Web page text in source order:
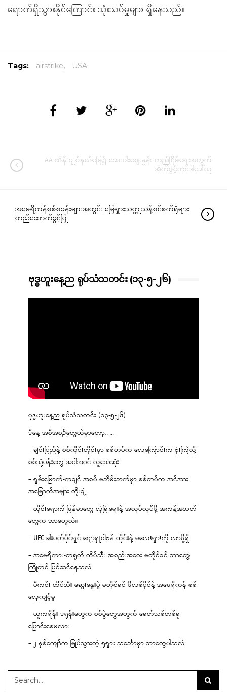
ရောက်ရှိသွားနိုင်ကြောင်း သုံးသပ်မှုများ ရှိနေသည်။
Tags: airstrike, USA
AA ထိန်းချုပ်နယ်မြေ၌ ဆေးဝါးဈေးနှုန်း တည်ငြိမ်ရေးအတွက်
အိတ်ဖွင့်တင်ဒါခေါ်ယူ
အမေရိကန်စစ်စခန်းများအတွင်း မြေရှားသတ္တုသန့်စင်စက်ရုံများ
တည်ဆောက်ခွင့်ပြု
ဗုဒ္ဓဟူးနေ့ည ရုပ်သံသတင်း (၁၃-၅-၂၆)
ဗုဒ္ဓဟူးနေ့ည ရုပ်သံသတင်း (၁၃-၅-၂၆)
ဒီနေ့ အစီအစဉ်တွေထဲမှာတော့…..
– ချင်းပြည်နဲ့ စစ်ကိုင်းတိုင်းမှာ စစ်တပ်က လေကြောင်းက ဗုံးကြဲလို့
စစ်သုံ့ပန်းတွေ အပါအဝင် လူသေဆုံး
– ရှမ်းမြောက်-ကချင် အစပ် မဘိမ်းဘက်မှာ စစ်တပ်က အင်အား
အမြောက်အများ တိုးချဲ့
– ထိုင်းရောက် မြန်မာတွေ လုံခြုံရေးနဲ့ အလုပ်လုပ်ဖို့ အကန့်အသတ်
တွေက ဘာတွေလဲ။
– UFC ခါးပတ်ပိုင်ရှင် ဂျော့ရှူဝါဗန် ထိုင်းနဲ့ မလေးရှားကို လာဖို့ရှိ
– အမေရိကား-တရုတ် ထိပ်သီး အစည်းအဝေး မတိုင်ခင် ဘာတွေ
ကြိုတင် ပြင်ဆင်နေသလဲ
– ပီကင်း ထိပ်သီး ဆွေးနွေးပွဲ မတိုင်ခင် ဖိလစ်ပိုင်နဲ့ အမေရိကန် စစ်
လေ့ကျင့်မှု
– ယူကရိန်း ဒရုန်းတွေက စစ်ပွဲတွေအတွက် ခေတ်သစ်တစ်ခု
ပြောင်းစေမလား
– ၂ နှစ်ကျော်က မြုပ်သွားတဲ့ ရုရှား သင်္ဘောမှာ ဘာတွေပါသလဲ